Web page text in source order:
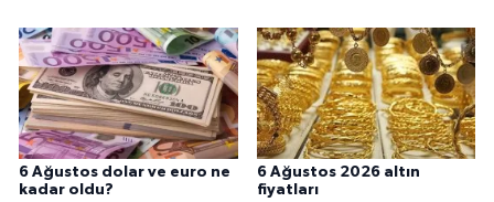
6 Ağustos dolar ve euro ne
kadar oldu?
6 Ağustos 2026 altın
fiyatları